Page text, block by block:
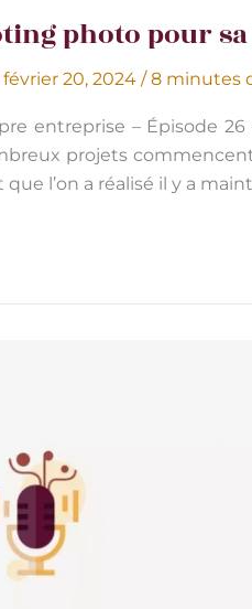
photo pour
février 20, 2024 /8 minutes
entreprise – Épisode 26
projets
l’on a réalisé il y a